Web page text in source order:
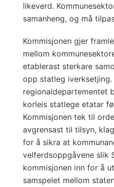
likeverd.
samanheng, og må
Kommisjonen gjer
mellom
etablerast sterkare
opp statleg iverksetjing.
regionaldepartementet
korleis statlege etatar
Kommisjonen tek til
avgrensast til tilsyn,
for å sikra at
velferdsoppgåvene slik
kommisjonen inn for å
samspelet mellom